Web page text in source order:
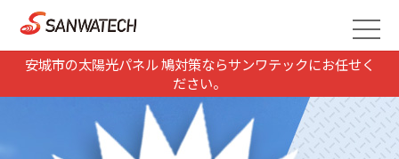
安城市の太陽光パネル 鳩対策ならサンワテックにお任せく
ださい。